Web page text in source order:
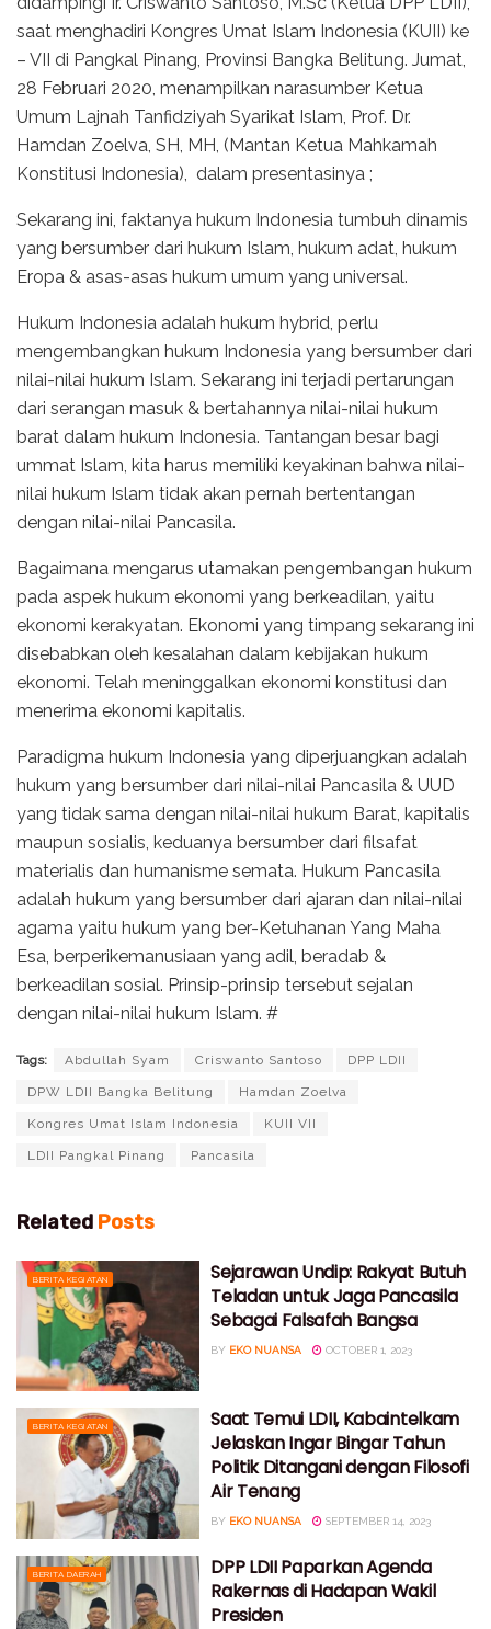
saat menghadiri Kongres Umat Islam Indonesia (KUII) ke
– VII di Pangkal Pinang, Provinsi Bangka Belitung. Jumat,
28 Februari 2020, menampilkan narasumber Ketua
Umum Lajnah Tanfidziyah Syarikat Islam, Prof. Dr.
Hamdan Zoelva, SH, MH, (Mantan Ketua Mahkamah
Konstitusi Indonesia), dalam presentasinya ;
Sekarang ini, faktanya hukum Indonesia tumbuh dinamis
yang bersumber dari hukum Islam, hukum adat, hukum
Eropa & asas-asas hukum umum yang universal.
Hukum Indonesia adalah hukum hybrid, perlu
mengembangkan hukum Indonesia yang bersumber dari
nilai-nilai hukum Islam. Sekarang ini terjadi pertarungan
dari serangan masuk & bertahannya nilai-nilai hukum
barat dalam hukum Indonesia. Tantangan besar bagi
ummat Islam, kita harus memiliki keyakinan bahwa nilai-
nilai hukum Islam tidak akan pernah bertentangan
dengan nilai-nilai Pancasila.
Bagaimana mengarus utamakan pengembangan hukum
pada aspek hukum ekonomi yang berkeadilan, yaitu
ekonomi kerakyatan. Ekonomi yang timpang sekarang ini
disebabkan oleh kesalahan dalam kebijakan hukum
ekonomi. Telah meninggalkan ekonomi konstitusi dan
menerima ekonomi kapitalis.
Paradigma hukum Indonesia yang diperjuangkan adalah
hukum yang bersumber dari nilai-nilai Pancasila & UUD
yang tidak sama dengan nilai-nilai hukum Barat, kapitalis
maupun sosialis, keduanya bersumber dari filsafat
materialis dan humanisme semata. Hukum Pancasila
adalah hukum yang bersumber dari ajaran dan nilai-nilai
agama yaitu hukum yang ber-Ketuhanan Yang Maha
Esa, berperikemanusiaan yang adil, beradab &
berkeadilan sosial. Prinsip-prinsip tersebut sejalan
dengan nilai-nilai hukum Islam. #
Tags: Abdullah Syam Criswanto Santoso DPP LDII
DPW LDII Bangka Belitung Hamdan Zoelva
Kongres Umat Islam Indonesia KUII VII
LDII Pangkal Pinang Pancasila
Related Posts
BERITA KEGIATAN
Sejarawan Undip: Rakyat Butuh
Teladan untuk Jaga Pancasila
Sebagai Falsafah Bangsa
BY EKO NUANSA OCTOBER 1, 2023
BERITA KEGIATAN
Saat Temui LDII, Kabaintelkam
Jelaskan Ingar Bingar Tahun
Politik Ditangani dengan Filosofi
Air Tenang
BY EKO NUANSA SEPTEMBER 14, 2023
BERITA DAERAH
DPP LDII Paparkan Agenda
Rakernas di Hadapan Wakil
Presiden